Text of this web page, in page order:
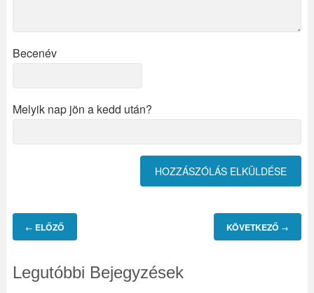
Becenév
Melyik nap jön a kedd után?
← ELŐZŐ KÖVETKEZŐ →
Legutóbbi Bejegyzések